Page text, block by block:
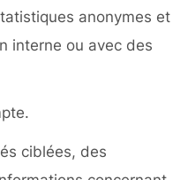
anonymes et
interne ou avec des
ciblées, des